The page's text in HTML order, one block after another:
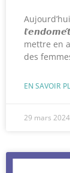
mettre en
des
EN SAVOIR
29 mars 2024